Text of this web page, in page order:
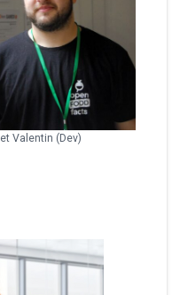
Valentin (Dev)